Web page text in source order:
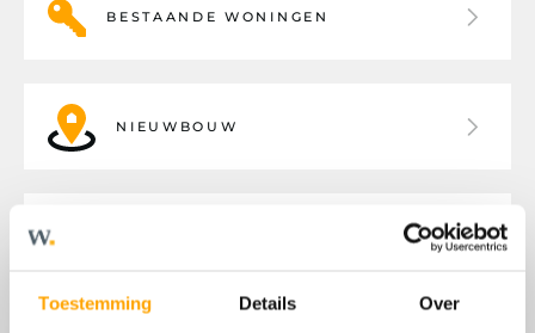
Toestemming Details Over
BESTAANDE WONINGEN
NIEUWBOUW